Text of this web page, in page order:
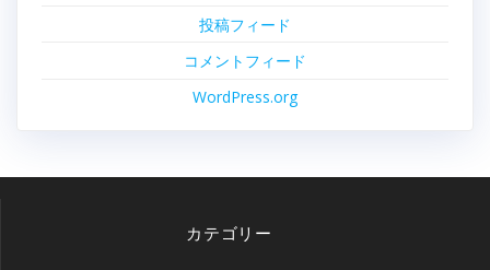
投稿フィード
コメントフィード
WordPress.org
カテゴリー